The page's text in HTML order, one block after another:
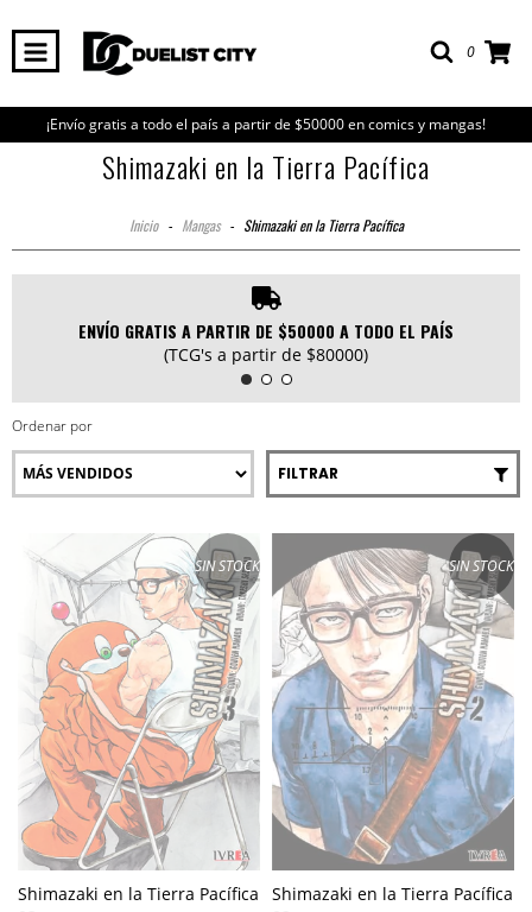
0
¡Envío gratis a todo el país a partir de $50000 en comics y mangas!
Shimazaki en la Tierra Pacífica
Inicio - Mangas - Shimazaki en la Tierra Pacífica
ENVÍO GRATIS A PARTIR DE $50000 A TODO EL PAÍS
(TCG's a partir de $80000)
Ordenar por
FILTRAR
SIN STOCK
Shimazaki en la Tierra Pacífica
SIN STOCK
Shimazaki en la Tierra Pacífica